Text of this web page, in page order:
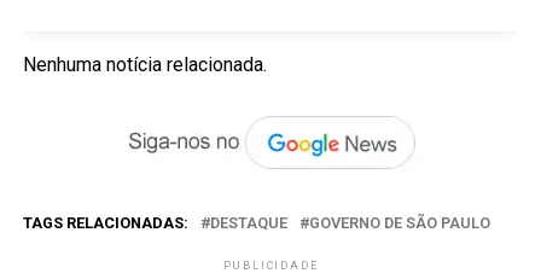
Nenhuma notícia relacionada.
TAGS RELACIONADAS: DESTAQUE GOVERNO DE SÃO PAULO
PUBLICIDADE